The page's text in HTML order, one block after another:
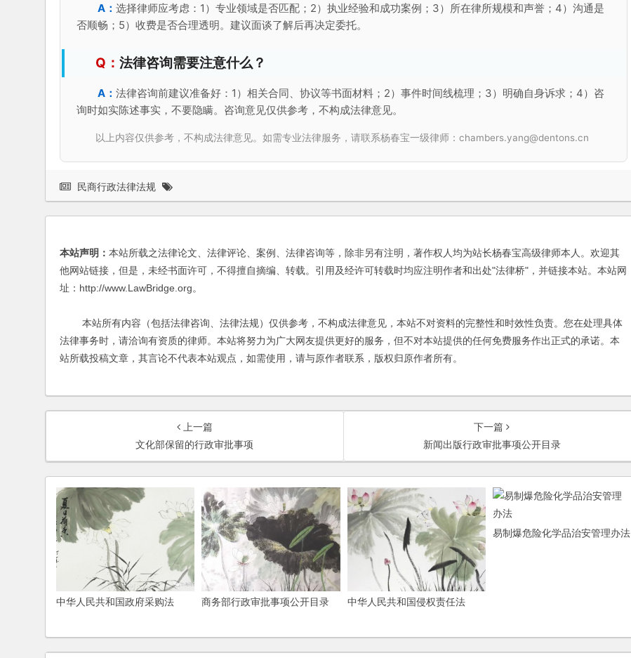
选择律师应考虑：1）专业领域是否匹配；2）执业经验和成功案例；3）所在律所规模和声誉；4）沟通是
否顺畅；5）收费是否合理透明。建议面谈了解后再决定委托。
法律咨询需要注意什么？
法律咨询前建议准备好：1）相关合同、协议等书面材料；2）事件时间线梳理；3）明确自身诉求；4）咨
询时如实陈述事实，不要隐瞒。咨询意见仅供参考，不构成法律意见。
以上内容仅供参考，不构成法律意见。如需专业法律服务，请联系杨春宝一级律师：chambers.yang@dentons.cn
民商行政法律法规
本站声明： 本站所载之法律论文、法律评论、案例、法律咨询等，除非另有注明，著作权人均为站长杨春宝高级律师本人。欢迎其
他网站链接，但是，未经书面许可，不得擅自摘编、转载。引用及经许可转载时均应注明作者和出处"法律桥"，并链接本站。本站网
址：http://www.LawBridge.org。
本站所有内容（包括法律咨询、法律法规）仅供参考，不构成法律意见，本站不对资料的完整性和时效性负责。您在处理具体
法律事务时，请洽询有资质的律师。本站将努力为广大网友提供更好的服务，但不对本站提供的任何免费服务作出正式的承诺。本
站所载投稿文章，其言论不代表本站观点，如需使用，请与原作者联系，版权归原作者所有。
上一篇
文化部保留的行政审批事项
下一篇
新闻出版行政审批事项公开目录
中华人民共和国政府采购法 商务部行政审批事项公开目录 中华人民共和国侵权责任法
易制爆危险化学品治安管理办法